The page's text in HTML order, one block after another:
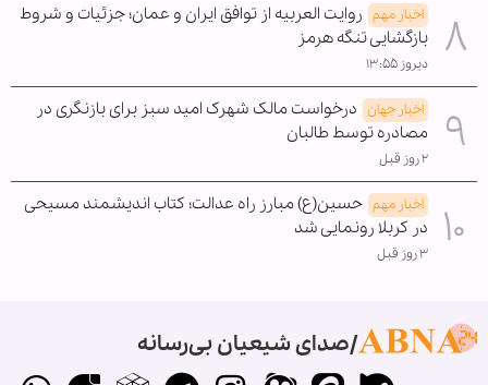
اخبار مهم روایت العربیه از توافق ایران و عمان؛ جزئیات و شروط
بازگشایی تنگه هرمز
دیروز ۱۳:۵۵
اخبار جهان درخواست مالک شهرک امید سبز برای بازنگری در
مصادره توسط طالبان
۲ روز قبل
اخبار مهم حسین(ع) مبارز راه عدالت؛ کتاب اندیشمند مسیحی
در کربلا رونمایی شد
۳ روز قبل
صدای شیعیان بی‌رسانه